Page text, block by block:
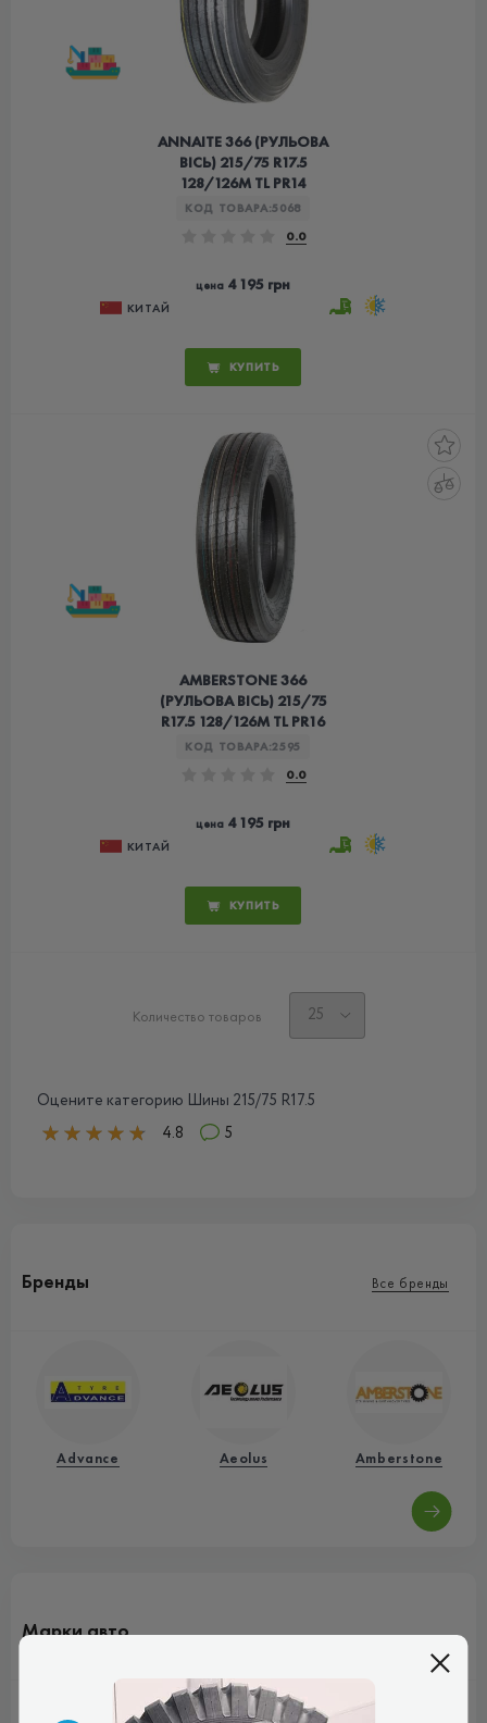
ANNAITE 366 (РУЛЬОВА
ВІСЬ) 215/75 R17.5
128/126M TL PR14
КОД ТОВАРА:5068
0.0
цена 4 195 грн
КИТАЙ
КУПИТЬ
AMBERSTONE 366
(РУЛЬОВА ВІСЬ) 215/75
R17.5 128/126M TL PR16
КОД ТОВАРА:2595
0.0
цена 4 195 грн
КИТАЙ
КУПИТЬ
Количество товаров
Оцените категорию Шины 215/75 R17.5
4.8
5
Бренды Все бренды
Advance Aeolus Amberstone
Марки авто